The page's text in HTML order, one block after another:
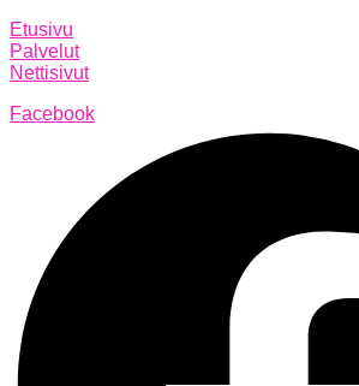
Etusivu
Palvelut
Nettisivut
Facebook